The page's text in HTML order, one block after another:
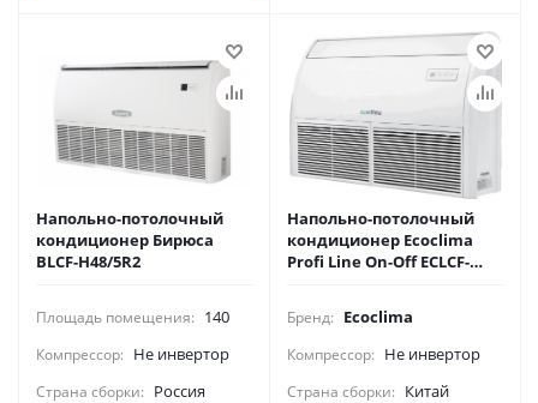
Напольно-потолочный
кондиционер Бирюса
BLCF-H48/5R2
Площадь помещения: 140
Компрессор: Не инвертор
Страна сборки: Россия
Напольно-потолочный
кондиционер Ecoclima
Profi Line On-Off ECLCF-
Бренд: Ecoclima
Компрессор: Не инвертор
Страна сборки: Китай